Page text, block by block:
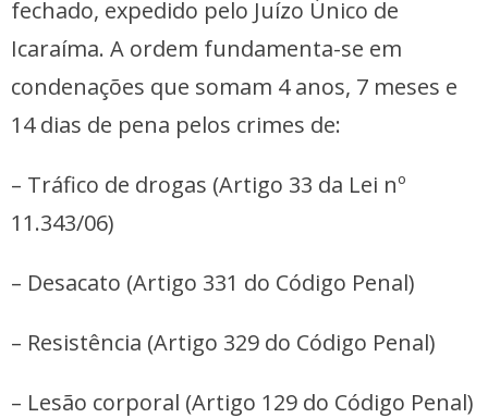
fechado, expedido pelo Juízo Único de
Icaraíma. A ordem fundamenta-se em
condenações que somam 4 anos, 7 meses e
14 dias de pena pelos crimes de:
– Tráfico de drogas (Artigo 33 da Lei nº
11.343/06)
– Desacato (Artigo 331 do Código Penal)
– Resistência (Artigo 329 do Código Penal)
– Lesão corporal (Artigo 129 do Código Penal)